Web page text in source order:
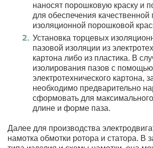
наносят порошковую краску и
для обеспечения
изоляционной порошковой
Установка торцевых
пазовой изоляции из
картона либо из пластика. В
изолирования пазов с помощью
электротехнического картона,
необходимо предварительно
сформовать для максимального
длине и форме паза.
Далее для производства
намотка обмотки ротора и статора. В